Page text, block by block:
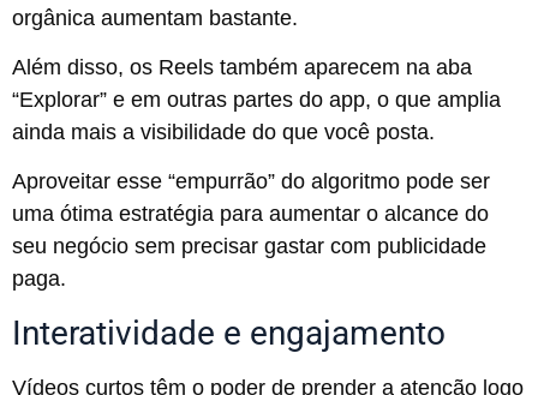
orgânica aumentam bastante.
Além disso, os Reels também aparecem na aba
“Explorar” e em outras partes do app, o que amplia
ainda mais a visibilidade do que você posta.
Aproveitar esse “empurrão” do algoritmo pode ser
uma ótima estratégia para aumentar o alcance do
seu negócio sem precisar gastar com publicidade
paga.
Interatividade e engajamento
Vídeos curtos têm o poder de prender a atenção logo